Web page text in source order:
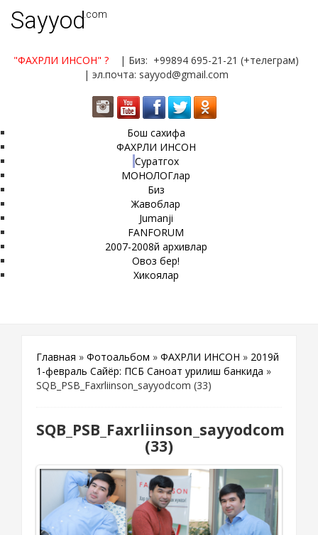
Sayyod.com
"ФАХРЛИ ИНСОН" ?
| Биз: +99894 695-21-21 (+телеграм)
| эл.почта: sayyod@gmail.com
Бош сахифа
ФАХРЛИ ИНСОН
Суратгох
МОНОЛОГлар
Биз
Жавоблар
Jumanji
FANFORUM
2007-2008й архивлар
Овоз бер!
Хикоялар
Главная » Фотоальбом » ФАХРЛИ ИНСОН » 2019й
1-февраль Сайёр: ПСБ Саноат Қурилиш банкида »
SQB_PSB_Faxrliinson_sayyodcom (33)
SQB_PSB_Faxrliinson_sayyodcom
(33)